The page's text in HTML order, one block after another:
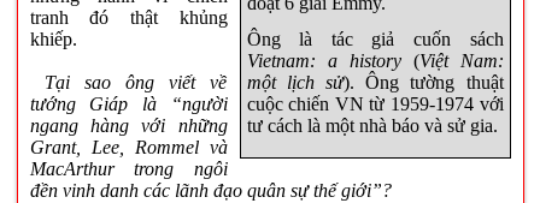
Ông là tác giả cuốn sách
Vietnam: a history(Việt Nam:
một lịch sử). Ông tường thuật
cuộc chiến VN từ 1959-1974 với
tư cách là một nhà báo và sử gia.
tranh đó thật khủng
khiếp.
Tại sao ông viết về
tướng Giáp là “người
ngang hàng với những
Grant, Lee, Rommel và
MacArthur trong ngôi
đền vinh danh các lãnh đạo quân sự thế giới”?